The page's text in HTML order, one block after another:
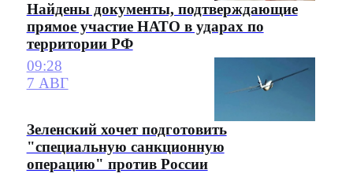
Найдены документы, подтверждающие
прямое участие НАТО в ударах по
территории РФ
09:28
7 АВГ
Зеленский хочет подготовить
"специальную санкционную
операцию" против России